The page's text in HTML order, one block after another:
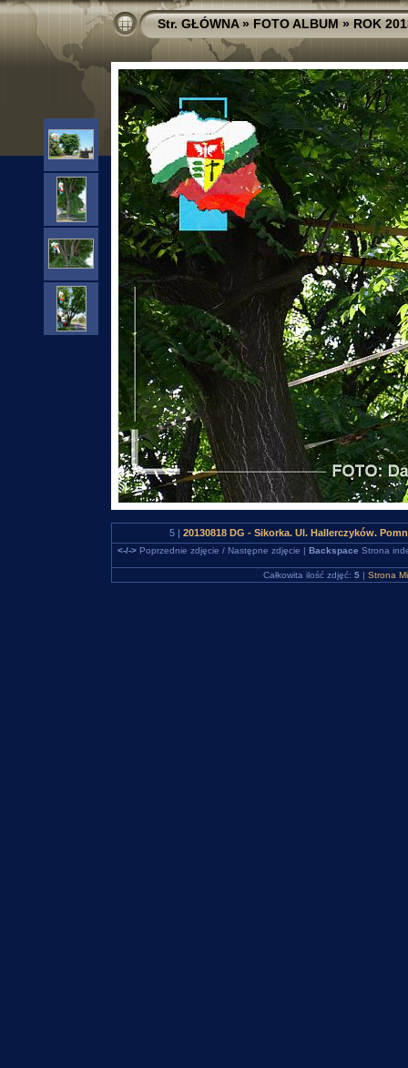
Str. GŁÓWNA»FOTO ALBUM»ROK
5 | 20130818 DG - Sikorka. Ul. Hallerczyków.
<-/->Poprzednie zdjęcie / Następne zdjęcie | Backspace Strona
Całkowita ilość zdjęć: 5 | Strona